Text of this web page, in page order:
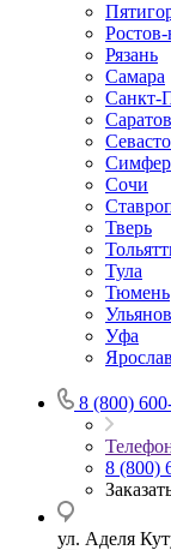
Рязань
Самара
Санкт-
Саратов
Сочи
Тверь
Тула
Тюмень
Уфа
8 (800)
8 (800)
ул. Аделя